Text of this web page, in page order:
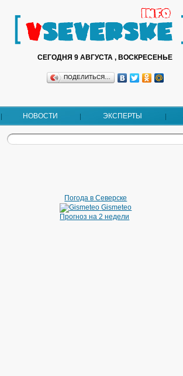
СЕГОДНЯ 9 АВГУСТА , ВОСКРЕСЕНЬЕ
ПОДЕЛИТЬСЯ…
НОВОСТИ ЭКСПЕРТЫ
Погода в Северске
Gismeteo
Прогноз на 2 недели